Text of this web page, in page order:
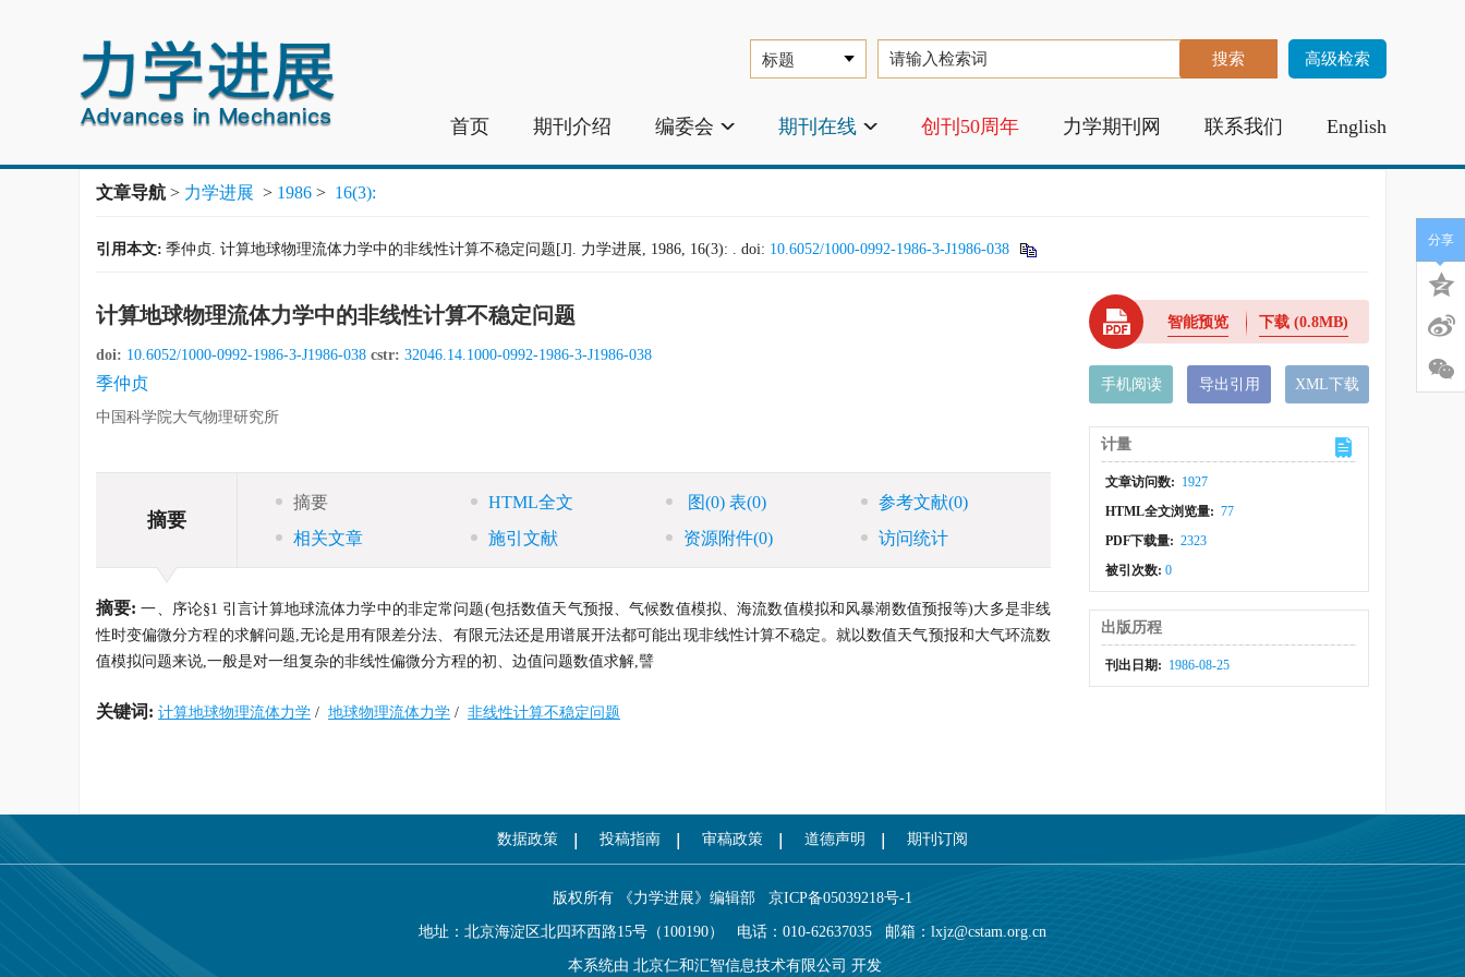
高级检索
首页 期刊介绍 编委会 期刊在线 创刊50周年 力学期刊网 联系我们 English
文章导航 > 力学进展 > 1986 > 16(3):
引用本文: 季仲贞. 计算地球物理流体力学中的非线性计算不稳定问题[J]. 力学进展, 1986, 16(3): . doi: 10.6052/1000-0992-1986-3-J1986-038
计算地球物理流体力学中的非线性计算不稳定问题
doi: 10.6052/1000-0992-1986-3-J1986-038 cstr: 32046.14.1000-0992-1986-3-J1986-038
季仲贞
中国科学院大气物理研究所
摘要
摘要 HTML全文 图(0) 表(0) 参考文献(0)
相关文章
施引文献 资源附件(0) 访问统计
摘要: 一、序论§1 引言计算地球流体力学中的非定常问题(包括数值天气预报、气候数值模拟、海流数值模拟和风暴潮数值预报等)大多是非线
性时变偏微分方程的求解问题,无论是用有限差分法、有限元法还是用谱展开法都可能出现非线性计算不稳定。就以数值天气预报和大气环流数
值模拟问题来说,一般是对一组复杂的非线性偏微分方程的初、边值问题数值求解,譬
关键词: 计算地球物理流体力学 / 地球物理流体力学 / 非线性计算不稳定问题
智能预览 下载(0.8MB)
手机阅读 导出引用 XML下载
计量
文章访问数: 1927
HTML全文浏览量: 77
PDF下载量: 2323
被引次数:0
出版历程
刊出日期: 1986-08-25
分享
数据政策 投稿指南 审稿政策 道德声明 期刊订阅
版权所有 《力学进展》编辑部 京ICP备05039218号-1
地址：北京海淀区北四环西路15号（100190） 电话：010-62637035 邮箱： lxjz@cstam.org.cn
本系统由 北京仁和汇智信息技术有限公司 开发